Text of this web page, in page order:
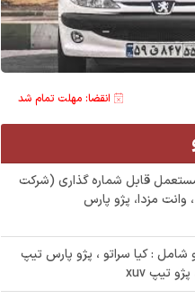
انقضا: مهلت تمام شد
قابل شماره گذاری (شرکت
مزدا، پژو پارس
خودرو شامل : کیا سراتو ، پژو پارس تیپ